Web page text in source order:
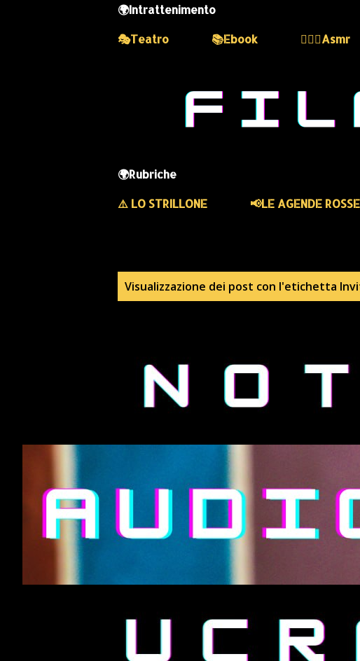
🌍Intrattenimento
🎭Teatro
📚Ebook 💆🏻‍♀️Asmr
🌍Rubriche
⚠️ LO STRILLONE
📢LE AGENDE ROSSE
Visualizzazione dei post con l'etichetta